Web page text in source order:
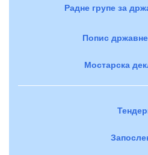
Радне групе за
Попис
Мостарска